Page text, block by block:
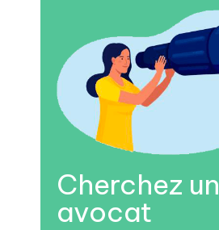
Cherchez un
avocat